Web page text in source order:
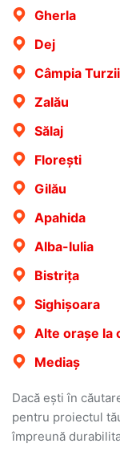
Gherla
Dej
Câmpia Turzii
Zalău
Sălaj
Florești
Gilău
Apahida
Alba-Iulia
Bistrița
Sighișoara
Alte orașe la
Mediaș
Dacă ești în
pentru proiectul
împreună